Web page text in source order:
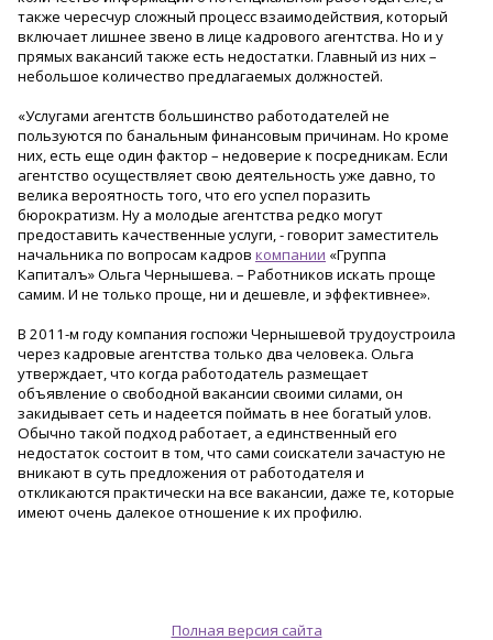
также чересчур сложный процесс взаимодействия, который
включает лишнее звено в лице кадрового агентства. Но и у
прямых вакансий также есть недостатки. Главный из них –
небольшое количество предлагаемых должностей.
«Услугами агентств большинство работодателей не
пользуются по банальным финансовым причинам. Но кроме
них, есть еще один фактор – недоверие к посредникам. Если
агентство осуществляет свою деятельность уже давно, то
велика вероятность того, что его успел поразить
бюрократизм. Ну а молодые агентства редко могут
предоставить качественные услуги, - говорит заместитель
начальника по вопросам кадров компании «Группа
Капиталъ» Ольга Чернышева. – Работников искать проще
самим. И не только проще, ни и дешевле, и эффективнее».
В 2011-м году компания госпожи Чернышевой трудоустроила
через кадровые агентства только два человека. Ольга
утверждает, что когда работодатель размещает
объявление о свободной вакансии своими силами, он
закидывает сеть и надеется поймать в нее богатый улов.
Обычно такой подход работает, а единственный его
недостаток состоит в том, что сами соискатели зачастую не
вникают в суть предложения от работодателя и
откликаются практически на все вакансии, даже те, которые
имеют очень далекое отношение к их профилю.
Полная версия сайта